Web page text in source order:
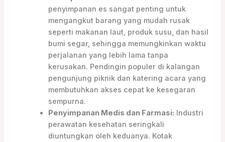
penyimpanan es sangat penting untuk
mengangkut barang yang mudah rusak
seperti makanan laut, produk susu, dan hasil
bumi segar, sehingga memungkinkan waktu
perjalanan yang lebih lama tanpa
kerusakan. Pendingin populer di kalangan
pengunjung piknik dan katering acara yang
membutuhkan akses cepat ke kesegaran
sempurna.
Penyimpanan Medis dan Farmasi: Industri
perawatan kesehatan seringkali
diuntungkan oleh keduanya. Kotak